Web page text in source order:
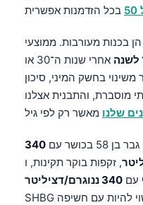
בכנות מעורבות. ממוצעי
אחרי שנות ה־30 או
משינוי בחשק המיני, סיכון
מוסברת, והתבנית אצלנו
שלנו
עם
340
, זקפות בוקר תקינות, ו-SHBG תקין לרוב רק
340 ננוגרם/דציליטר
SHBG גבוה והיסטוריה של שבר עשוי להיות עם חשיפה